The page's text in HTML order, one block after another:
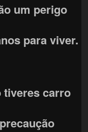
um perigo
para viver.
tiveres carro